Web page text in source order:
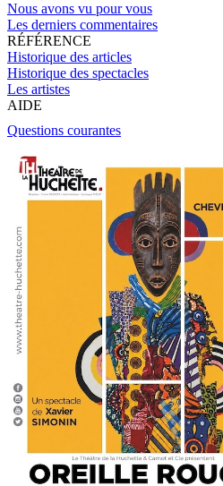
Nous avons vu pour vous
Les derniers commentaires
RÉFÉRENCE
Historique des articles
Historique des spectacles
Les artistes
AIDE
Questions courantes